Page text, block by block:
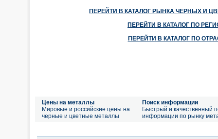
ПЕРЕЙТИ В КАТАЛОГ РЫНКА ЧЕРНЫХ И
ПЕРЕЙТИ В КАТАЛОГ ПО
ПЕРЕЙТИ В КАТАЛОГ ПО
Цены на металлы
Мировые и российские цены на
черные и цветные металлы
Поиск информации
Быстрый и качественный
информации по рынку